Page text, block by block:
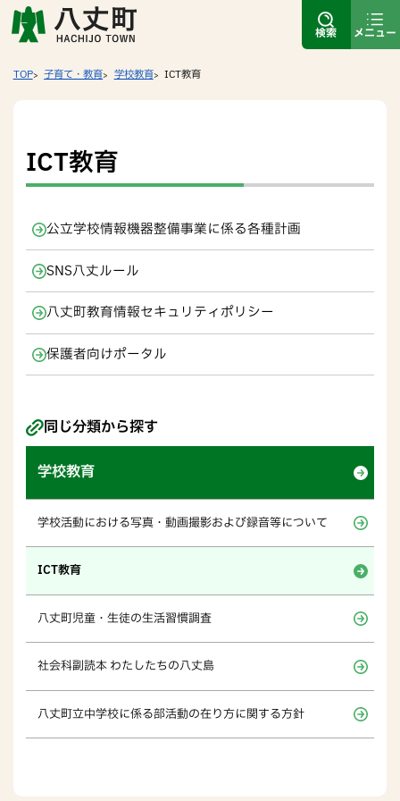
検索 メニュー
TOP 子育て・教育 学校教育 ICT教育
ICT教育
公立学校情報機器整備事業に係る各種計画
SNS八丈ルール
八丈町教育情報セキュリティポリシー
保護者向けポータル
同じ分類から探す
学校教育
学校活動における写真・動画撮影および録音等について
ICT教育
八丈町児童・生徒の生活習慣調査
社会科副読本 わたしたちの八丈島
八丈町立中学校に係る部活動の在り方に関する方針